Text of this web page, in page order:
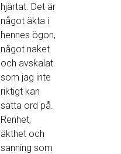
hjärtat. Det är
något äkta i
hennes ögon,
något naket
och avskalat
som jag inte
riktigt kan
sätta ord på.
Renhet,
äkthet och
sanning som